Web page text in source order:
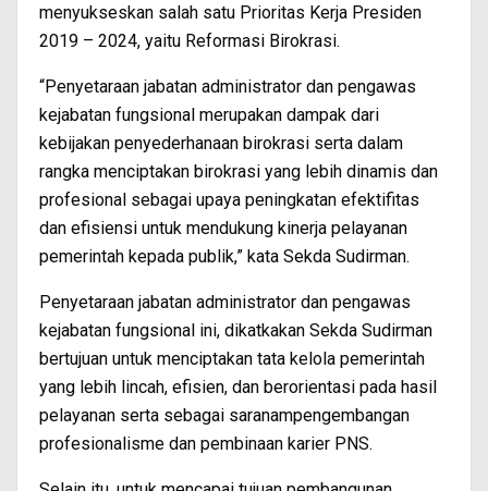
menyukseskan salah satu Prioritas Kerja Presiden
2019 – 2024, yaitu Reformasi Birokrasi.
“Penyetaraan jabatan administrator dan pengawas
kejabatan fungsional merupakan dampak dari
kebijakan penyederhanaan birokrasi serta dalam
rangka menciptakan birokrasi yang lebih dinamis dan
profesional sebagai upaya peningkatan efektifitas
dan efisiensi untuk mendukung kinerja pelayanan
pemerintah kepada publik,” kata Sekda Sudirman.
Penyetaraan jabatan administrator dan pengawas
kejabatan fungsional ini, dikatkakan Sekda Sudirman
bertujuan untuk menciptakan tata kelola pemerintah
yang lebih lincah, efisien, dan berorientasi pada hasil
pelayanan serta sebagai saranampengembangan
profesionalisme dan pembinaan karier PNS.